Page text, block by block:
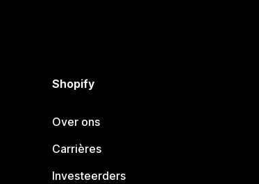
Shopify
Over ons
Carrières
Investeerders